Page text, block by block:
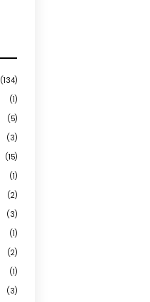
(134)
(1)
(5)
(3)
(15)
(1)
(2)
(3)
(1)
(2)
(1)
(3)